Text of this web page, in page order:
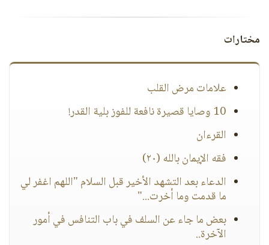
مختارات
علامات مرض القلب
10 وصايا قصيرة نافعة للفوز بلية القدر!
القرءان
فقه الإيمان بالله (٢٠)
الدعاء بعد التشهد الأخير قبل السلام "اللهم اغفر لي
ما قدمت وما أخرت..."
بعض ما جاء عن السلف في باب التنافس في أمور
الآخرة..